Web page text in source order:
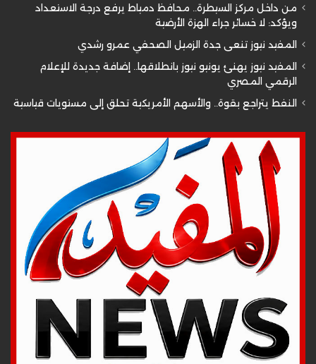
من داخل مركز السيطرة.. محافظ دمياط يرفع درجة الاستعداد
ويؤكد: لا خسائر جراء الهزة الأرضية
المفيد نيوز تنعى جدة الزميل الصحفي عمرو رشدي
المفيد نيوز يهنئ يونيو نيوز بانطلاقها.. إضافة جديدة للإعلام
الرقمي المصري
النفط يتراجع بقوة.. والأسهم الأمريكية تحلق إلى مستويات قياسية